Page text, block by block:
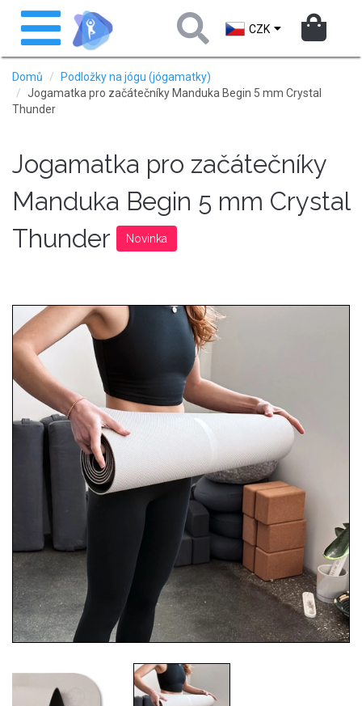
Přejít
hlavnímu
obsahu
Toggle
navigation
CZK
Domů
Podložky na jógu (jógamatky)
Jogamatka pro začátečníky Manduka Begin 5 mm Crystal
Thunder
Jogamatka pro začátečníky
Manduka Begin 5 mm Crystal
Thunder
Novinka